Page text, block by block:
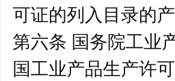
可证的列入目录的产
第六条 国务院工业
国工业产品生产许